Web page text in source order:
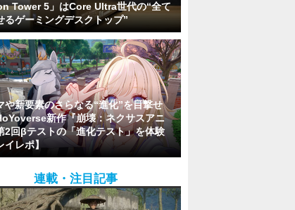
Tower 5」はCore Ultra世代の“全て
るゲーミングデスクトップ”
や新要素のさらなる“進化”を目撃せ
新作『崩壊：ネクサスアニ
2回βテストの「進化テスト」を体験
イレポ】
連載・注目記事